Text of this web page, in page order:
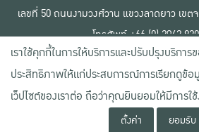
เลขที่ 50 ถนนงามวงศ์วาน แขวงลาดยาว เข
โทรศัพท์ +66 (0) 2942
สงวนลิขสิทธิ์ © 2020 มหาวิทยาลัยเก
เงื่อนไขการใช้งานเว็บไซต์
ข้อตกลงด้านสิทธิ์ใช้งาน
นโยบายความเป็นส่วนตัว
เราใช้คุกกี้ในการให้บริการและปรับปรุงบริกา
ประสิทธิภาพให้แก่ประสบการณ์การเรียกดูข้
เว็ปไซต์ของเราต่อ ถือว่าคุณยินยอมให้มีการใ
ตั้งค่า ยอมรับ